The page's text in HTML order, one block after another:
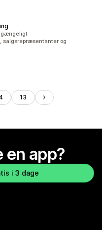
salgsrepræsentanter og
13
en app?
i 3 dage